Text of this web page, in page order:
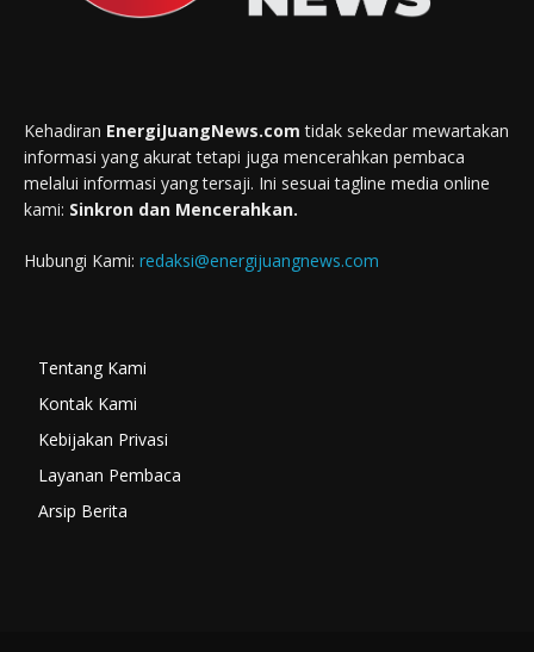
Kehadiran EnergiJuangNews.com tidak sekedar mewartakan
informasi yang akurat tetapi juga mencerahkan pembaca
melalui informasi yang tersaji. Ini sesuai tagline media online
kami: Sinkron dan Mencerahkan.
Hubungi Kami: redaksi@energijuangnews.com
Tentang Kami
Kontak Kami
Kebijakan Privasi
Layanan Pembaca
Arsip Berita